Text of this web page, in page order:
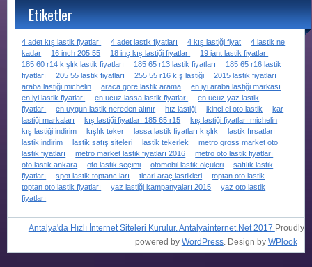
Etiketler
4 adet kış lastik fiyatları 4 adet lastik fiyatları 4 kış lastiği fiyat
4 lastik ne
kadar
16 inch 205 55 18 inç kış lastiği fiyatları
19 jant lastik fiyatları
185 60 r14 kışlık lastik fiyatları
185 65 r13 lastik fiyatları
185 65 r16 lastik
fiyatları
205 55 lastik fiyatları 255 55 r16 kış lastiği
2015 lastik fiyatları
araba lastiği michelin
araca göre lastik arama
en iyi araba lastiği markası
en iyi lastik fiyatları
en ucuz lassa lastik fiyatları
en ucuz yaz lastik
fiyatları
en uygun lastik nereden alınır hız lastiği ikinci el oto lastik
kar
lastiği markaları
kış lastiği fiyatları 185 65 r15
kış lastiği fiyatları michelin
kış lastiği indirim
kışlık teker lassa lastik fiyatları kışlık
lastik fırsatları
lastik indirim
lastik satış siteleri lastik tekerlek
metro gross market oto
lastik fiyatları
metro market lastik fiyatları 2016
metro oto lastik fiyatları
oto lastik ankara
oto lastik seçimi otomobil lastik ölçüleri
satılık lastik
fiyatları
spot lastik toptancıları ticari araç lastikleri
toptan oto lastik
toptan oto lastik fiyatları
yaz lastiği kampanyaları 2015
yaz oto lastik
fiyatları
Antalya'da Hızlı İnternet Siteleri Kurulur. Antalyainternet.Net 2017 Proudly
powered by WordPress. Design by WPlook